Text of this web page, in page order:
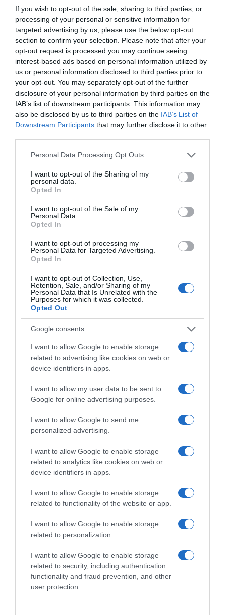
If you wish to opt-out of the sale, sharing to third parties, or
processing of your personal or sensitive information for
targeted advertising by us, please use the below opt-out
section to confirm your selection. Please note that after your
opt-out request is processed you may continue seeing
interest-based ads based on personal information utilized by
us or personal information disclosed to third parties prior to
your opt-out. You may separately opt-out of the further
disclosure of your personal information by third parties on the
IAB’s list of downstream participants. This information may
also be disclosed by us to third parties on the IAB’s List of
Downstream Participants that may further disclose it to other
Please note that this website/app uses one or more Google
not limited to your visit or usage behaviour. You may click to
grant or deny consent to Google and its third-party tags to
use your data for below specified purposes in below Google
consent section.
Personal Data Processing Opt Outs
I want to opt-out of the Sharing of my
personal data.
Opted In
I want to opt-out of the Sale of my
Personal Data.
Opted In
I want to opt-out of processing my
Personal Data for Targeted Advertising.
Opted In
I want to opt-out of Collection, Use,
Retention, Sale, and/or Sharing of my
Personal Data that Is Unrelated with the
Purposes for which it was collected.
Opted Out
Google consents
I want to allow Google to enable storage
related to advertising like cookies on web or
device identifiers in apps.
I want to allow my user data to be sent to
Google for online advertising purposes.
I want to allow Google to send me
personalized advertising.
I want to allow Google to enable storage
related to analytics like cookies on web or
device identifiers in apps.
I want to allow Google to enable storage
related to functionality of the website or app.
I want to allow Google to enable storage
related to personalization.
I want to allow Google to enable storage
related to security, including authentication
functionality and fraud prevention, and other
user protection.
ΔΙΑΦΗΜΙΣΗ
Θεσσαλονίκη: Πώς λειτουργούσε η
Υπηρεσία – Ο τιμοκατάλογος
Προσθήκη ως προτεινόμενη
και μάθετε πρώτοι όλες τις ειδήσεις
Share
ΔΕΣΦΑ ΦΥΣΙΚΟ ΑΕΡΙΟ
ΣΧΟΛΙΑ